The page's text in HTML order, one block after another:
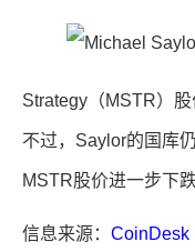
Strategy（MSTR）
不过，Saylor的国库
MSTR股价进一步下
信息来源： CoinDesk